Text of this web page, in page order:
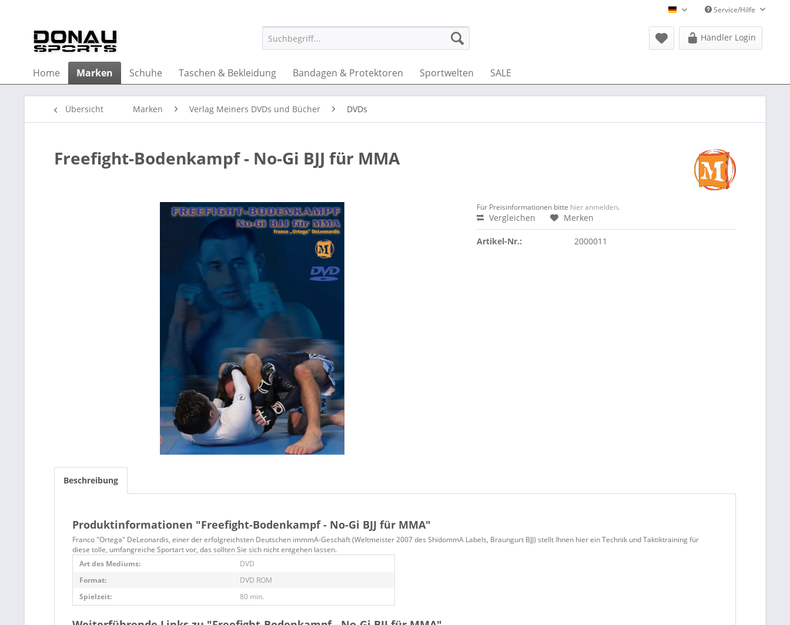
Donausports Deutsch
Service/Hilfe
Händler Login
Home Marken Schuhe Taschen & Bekleidung Bandagen & Protektoren Sportwelten SALE
Übersicht Marken Verlag Meiners DVDs und Bücher DVDs
Freefight-Bodenkampf - No-Gi BJJ für MMA
Für Preisinformationen bitte hier anmelden.
Vergleichen Merken
Artikel-Nr.: 2000011
Beschreibung
Produktinformationen "Freefight-Bodenkampf - No-Gi BJJ für MMA"
Franco "Ortega" DeLeonardis, einer der erfolgreichsten Deutschen immmA-Geschäft (Weltmeister 2007 des ShidommA Labels, Braungurt BJJ) stellt Ihnen hier ein Technik und Taktiktraining für
diese tolle, umfangreiche Sportart vor, das sollten Sie sich nicht entgehen lassen.
Art des Mediums:
DVD
Format:
DVD ROM
Spielzeit:
80 min.